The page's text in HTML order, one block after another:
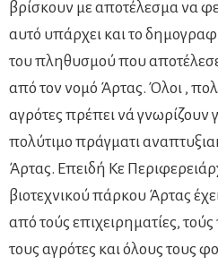
βρίσκουν με αποτέλεσμα να
αυτό υπάρχει και το
του πληθυσμού που
από τον νομό Άρτας. Όλοι ,
αγρότες πρέπει νά γνωρίζουν
πολύτιμο πράγματι
Άρτας. Επειδή Κε
βιοτεχνικού πάρκου Άρτας
από τούς επιχειρηματίες, τούς
τους αγρότες και όλους τους